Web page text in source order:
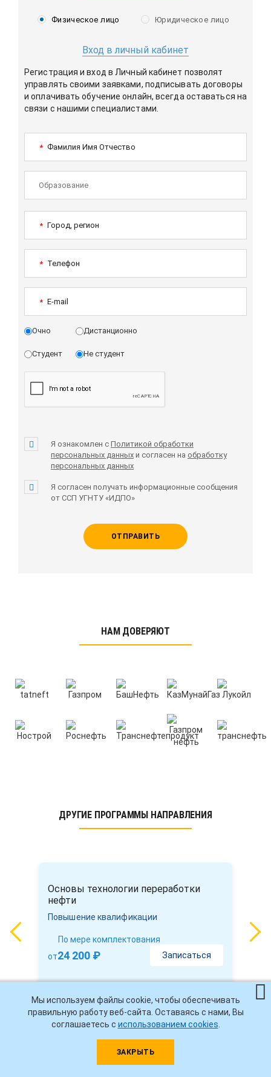
Физическое лицо Юридическое лицо
Вход в личный кабинет
Регистрация и вход в Личный кабинет позволят
управлять своими заявками, подписывать договоры
и оплачивать обучение онлайн, всегда оставаться на
связи с нашими специалистами.
* Фамилия Имя Отчество
* Город, регион
* Телефон
* E-mail
Очно Дистанционно
Студент Не студент
Я ознакомлен с Политикой обработки
персональных данных и согласен на обработку
персональных данных
Я согласен получать информационные сообщения
от ССП УГНТУ «ИДПО»
ОТПРАВИТЬ
НАМ ДОВЕРЯЮТ
ДРУГИЕ ПРОГРАММЫ НАПРАВЛЕНИЯ
Основы технологии переработки
нефти
Повышение квалификации
По мере комплектования
от24 200 ₽ Записаться
ЧАСТО ЗАДАВАЕМЫЕ ВОПРОСЫ
Мы используем файлы cookie, чтобы обеспечивать
правильную работу веб-сайта. Оставаясь с нами, Вы
соглашаетесь с использованием cookies
ЗАКРЫТЬ